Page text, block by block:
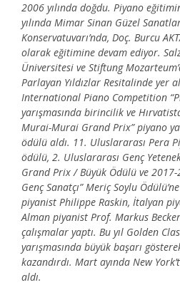
2006 yılında doğdu. Piyano
yılında Mimar Sinan Güzel
Konservatuvarı’nda, Doç. Burcu
olarak eğitimine devam ediyor.
Üniversitesi ve Stiftung
Parlayan Yıldızlar Resitalinde yer
International Piano Competition
yarışmasında birincilik ve
Murai-Murai Grand Prix” piyano
ödülü aldı. 11. Uluslararası Pera
ödülü, 2. Uluslararası Genç
Grand Prix / Büyük Ödülü ve 2017-
Genç Sanatçı” Meriç Soylu
piyanist Philippe Raskin, İtalyan
Alman piyanist Prof. Markus
çalışmalar yaptı. Bu yıl Golden
yarışmasında büyük başarı
kazandırdı. Mart ayında New
aldı.